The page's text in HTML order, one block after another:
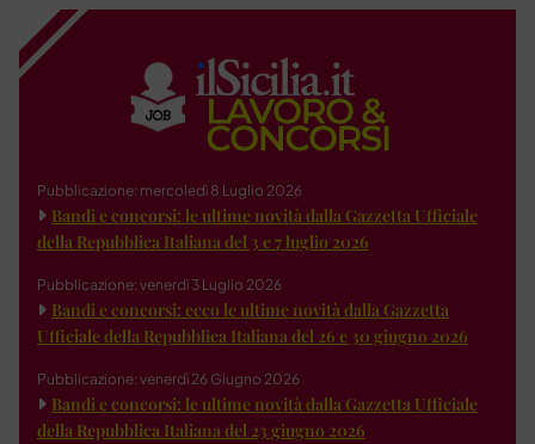
Pubblicazione: mercoledì 8 Luglio 2026
Bandi e concorsi: le ultime novità dalla Gazzetta Ufficiale
della Repubblica Italiana del 3 e 7 luglio 2026
Pubblicazione: venerdì 3 Luglio 2026
Bandi e concorsi: ecco le ultime novità dalla Gazzetta
Ufficiale della Repubblica Italiana del 26 e 30 giugno 2026
Pubblicazione: venerdì 26 Giugno 2026
Bandi e concorsi: le ultime novità dalla Gazzetta Ufficiale
della Repubblica Italiana del 23 giugno 2026